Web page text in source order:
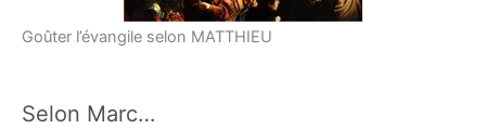
Goûter l’évangile selon MATTHIEU
Selon Marc…